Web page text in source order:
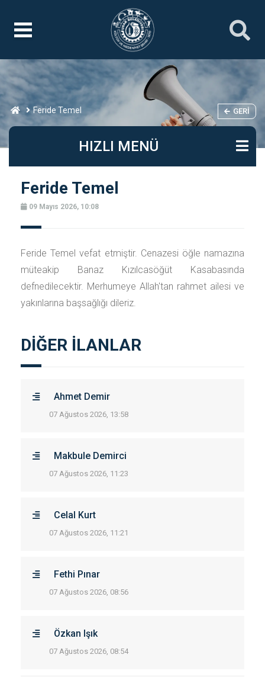
Feride Temel GERI
HIZLI MENÜ
Feride Temel
09 Mayıs 2026, 10:08
Feride Temel vefat etmiştir. Cenazesi öğle namazına
müteakip Banaz Kızılcasöğüt Kasabasında
defnedilecektir. Merhumeye Allah'tan rahmet ailesi ve
yakınlarına başsağlığı dileriz.
DİĞER İLANLAR
Ahmet Demir
07 Ağustos 2026, 13:58
Makbule Demirci
07 Ağustos 2026, 11:23
Celal Kurt
07 Ağustos 2026, 11:21
Fethi Pınar
07 Ağustos 2026, 08:56
Özkan Işık
07 Ağustos 2026, 08:54